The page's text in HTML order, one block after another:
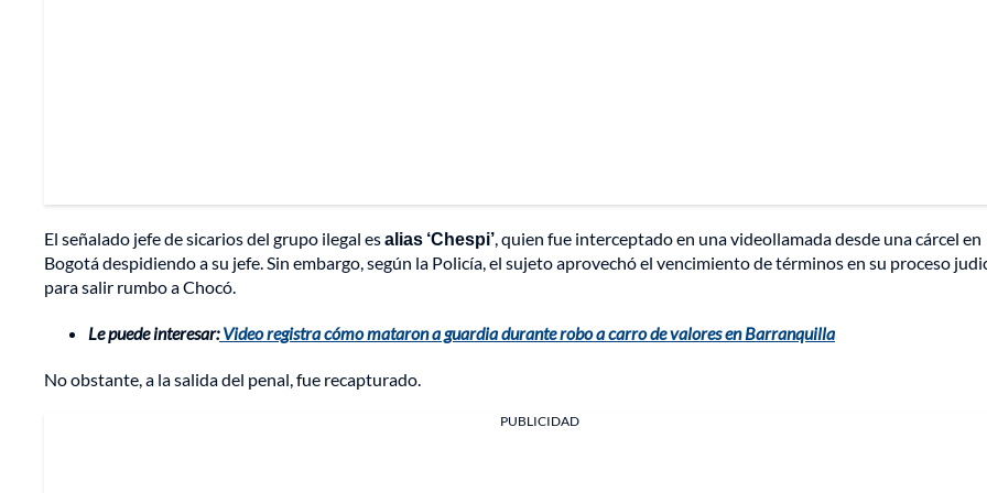
El señalado jefe de sicarios del grupo ilegal esalias ‘Chespi’, quien fue interceptado en una videollamada desde una cárcel en
Bogotá despidiendo a su jefe. Sin embargo, según la Policía, el sujeto aprovechó el vencimiento de términos en su proceso
para salir rumbo a Chocó.
Le puede interesar:Video registra cómo mataron a guardia durante robo a carro de valores en Barranquilla
No obstante, a la salida del penal, fue recapturado.
PUBLICIDAD